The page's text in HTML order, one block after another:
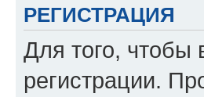
РЕГИСТРАЦИЯ
Для того,
регистрации.